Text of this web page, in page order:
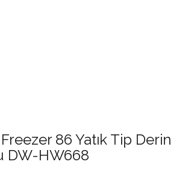
86 Yatık Tip Derin
DW-HW668